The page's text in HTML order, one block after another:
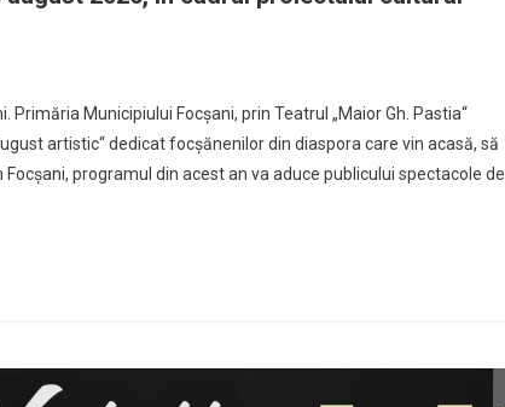
Municipiului Focşani, prin Teatrul „Maior Gh. Pastia“
artistic“ dedicat focşănenilor din diaspora care vin acasă, să
programul din acest an va aduce publicului spectacole de